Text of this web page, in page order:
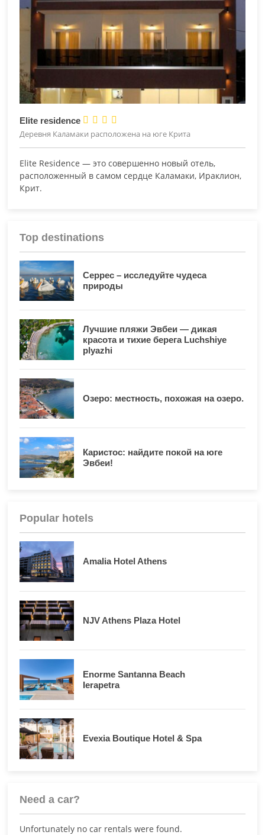
Elite residence 



Деревня Каламаки расположена на юге Крита
Elite Residence — это совершенно новый отель,
расположенный в самом сердце Каламаки, Ираклион,
Крит.
Top destinations
Серрес – исследуйте чудеса
природы
Лучшие пляжи Эвбеи — дикая
красота и тихие берега Luchshiye
plyazhi
Озеро: местность, похожая на озеро.
Каристос: найдите покой на юге
Эвбеи!
Popular hotels
Amalia Hotel Athens
NJV Athens Plaza Hotel
Enorme Santanna Beach
Ierapetra
Evexia Boutique Hotel & Spa
Need a car?
Unfortunately no car rentals were found.